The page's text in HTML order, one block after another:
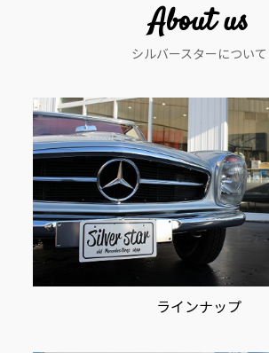
ン
About us
シルバースターについて
ラインナップ